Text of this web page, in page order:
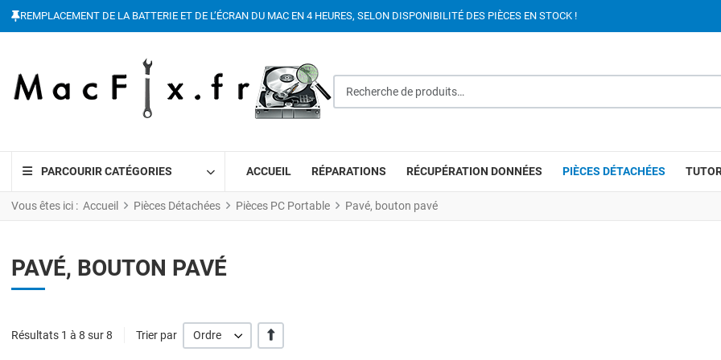
REMPLACEMENT DE LA BATTERIE ET DE L’ÉCRAN DU MAC EN 4 HEURES, SELON DISPONIBILITÉ DES PIÈCES EN STOCK !
PARCOURIR CATÉGORIES ACCUEIL RÉPARATIONS RÉCUPÉRATION DONNÉES PIÈCES DÉTACHÉES
Vous êtes ici : Accueil Pièces Détachées Pièces PC Portable Pavé, bouton pavé
PAVÉ, BOUTON PAVÉ
Résultats 1 à 8 sur 8 Trier par Ordre ' +/-'